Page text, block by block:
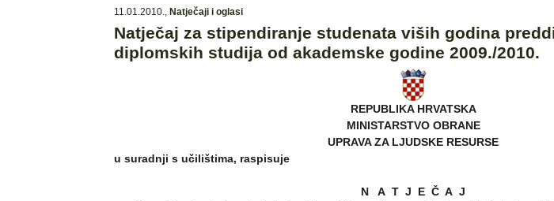
11.01.2010., Natječaji i oglasi
Natječaj za stipendiranje studenata viših godina
diplomskih studija od akademske godine 2009./2010.
REPUBLIKA HRVATSKA
MINISTARSTVO OBRANE
UPRAVA ZA LJUDSKE RESURSE
u suradnji s učilištima, raspisuje
N A T J E Č A J